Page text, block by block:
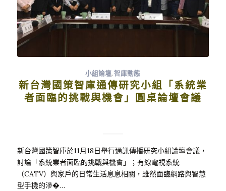
小組論壇,智庫動態
新台灣國策智庫通傳研究小組「系統業
者面臨的挑戰與機會」圓桌論壇會議
新台灣國策智庫於11月18日舉行通訊傳播研究小組論壇會議，
討論「系統業者面臨的挑戰與機會」；有線電視系統
（CATV）與家戶的日常生活息息相關，雖然面臨網路與智慧
型手機的滲�…